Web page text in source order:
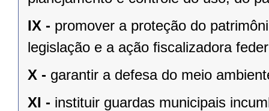
IX - promover a proteção do
legislação e a ação ﬁscalizadora
X - garantir a defesa do meio
XI - instituir guardas municipais